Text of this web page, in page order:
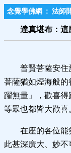
念覺學佛網 : 法師
達真堪布：這
普賢菩薩安住
菩薩猶如煙海般
躍無量」，歡喜
等眾也都皆大歡喜
在座的各位能
此甚深廣大、妙